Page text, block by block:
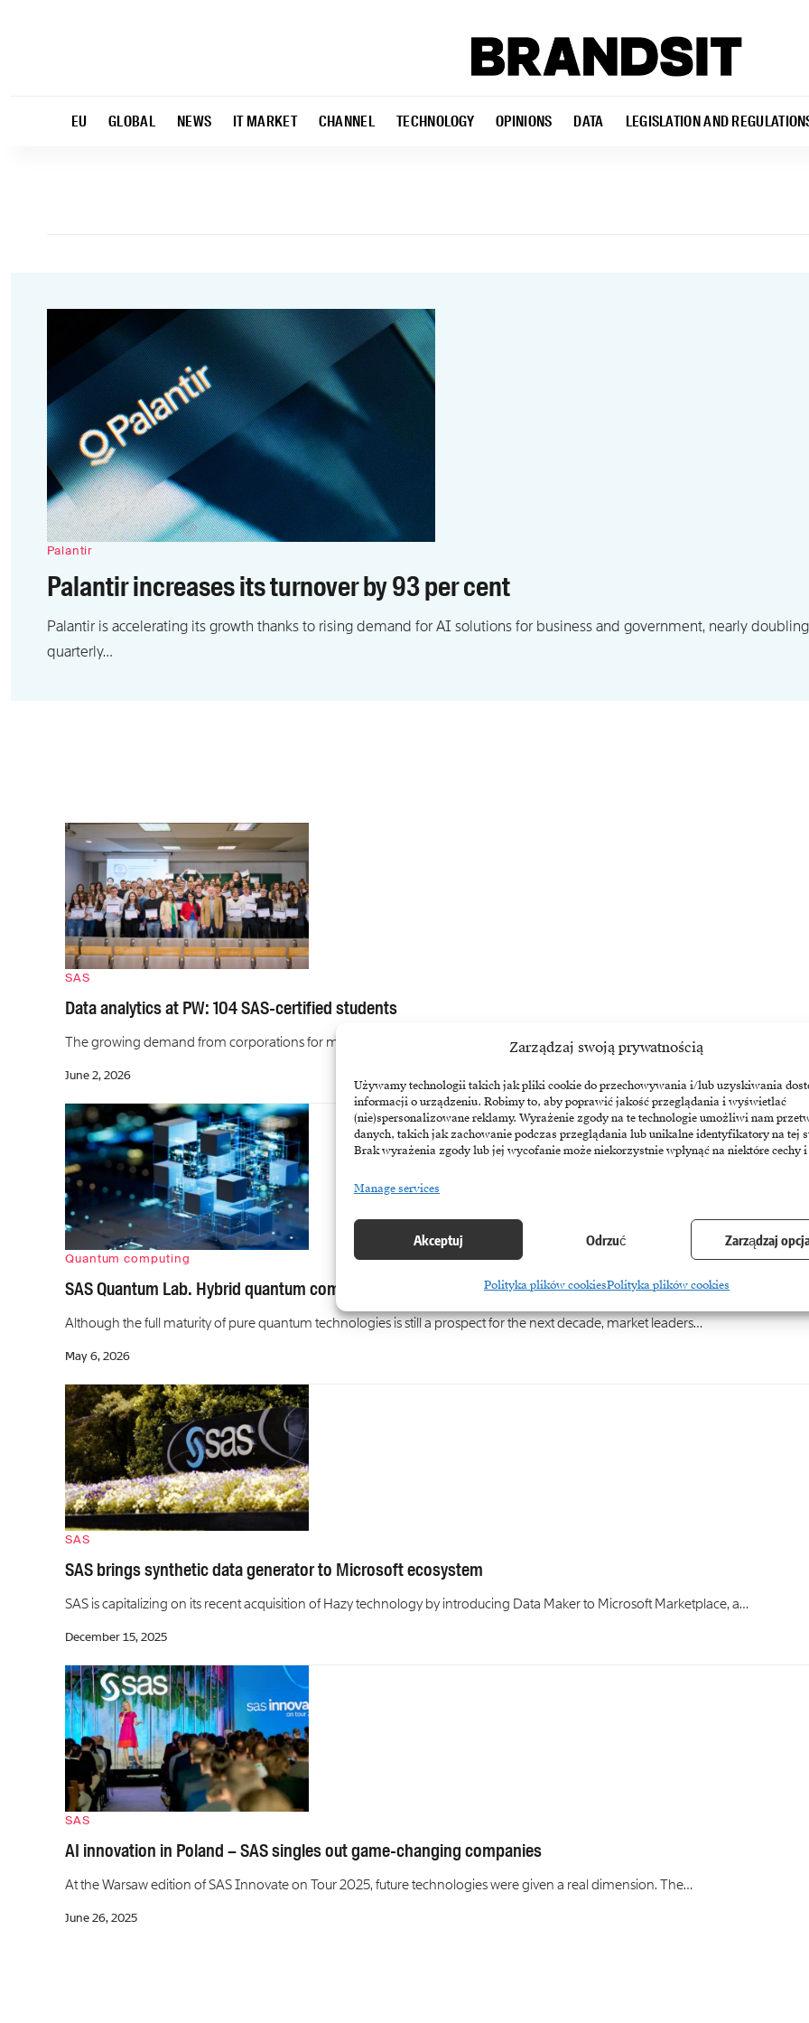
Zarządzaj swoją prywatnością
Używamy technologii takich jak pliki cookie do przechowywania i/lub uzyskiwania
informacji o urządzeniu. Robimy to, aby poprawić jakość przeglądania i wyświetlać
(nie)spersonalizowane reklamy. Wyrażenie zgody na te technologie umożliwi nam
danych, takich jak zachowanie podczas przeglądania lub unikalne identyfikatory na tej
Brak wyrażenia zgody lub jej wycofanie może niekorzystnie wpłynąć na niektóre cechy
Manage services
Akceptuj Odrzuć Zarządzaj
Polityka plików cookiesPolityka plików cookies
EU GLOBAL NEWS IT MARKET CHANNEL TECHNOLOGY OPINIONS DATA LEGISLATION AND
Palantir
Palantir increases its turnover by 93 per cent
Palantir is accelerating its growth thanks to rising demand for AI solutions for business and government, nearly
quarterly…
SAS
Data analytics at PW: 104 SAS-certified students
The growing demand from corporations for managers who are proficient in the fields of artificial intelligence and Big…
June 2, 2026
Quantum computing
SAS Quantum Lab. Hybrid quantum computing goes to companies
Although the full maturity of pure quantum technologies is still a prospect for the next decade, market leaders…
May 6, 2026
SAS
SAS brings synthetic data generator to Microsoft ecosystem
SAS is capitalizing on its recent acquisition of Hazy technology by introducing Data Maker to Microsoft Marketplace, a…
December 15, 2025
SAS
AI innovation in Poland – SAS singles out game-changing companies
At the Warsaw edition of SAS Innovate on Tour 2025, future technologies were given a real dimension. The…
June 26, 2025